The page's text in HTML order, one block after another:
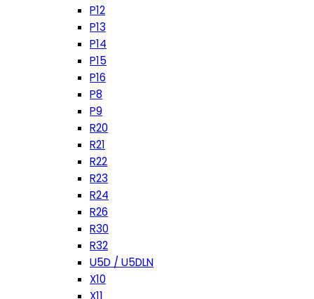
P12
P13
P14
P15
P16
P8
P9
R20
R21
R22
R23
R24
R26
R30
R32
U5D / U5DLN
X10